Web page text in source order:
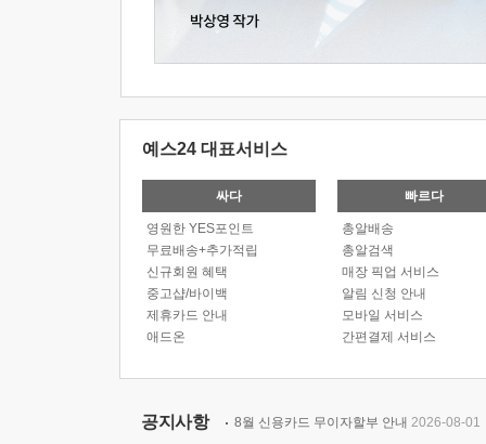
예스24 대표서비스
싸다
영원한 YES포인트
무료배송+추가적립
신규회원 혜택
중고샵/바이백
제휴카드 안내
애드온
빠르다
총알배송
총알검색
매장 픽업 서비스
알림 신청 안내
모바일 서비스
간편결제 서비스
공지사항 8월 신용카드 무이자할부 안내 2026-08-01